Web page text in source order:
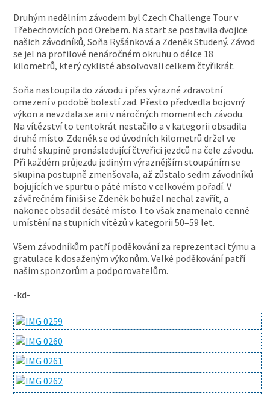
Druhým nedělním závodem byl Czech Challenge Tour v
Třebechovicích pod Orebem. Na start se postavila dvojice
našich závodníků, Soňa Ryšánková a Zdeněk Studený. Závod
se jel na profilově nenáročném okruhu o délce 18
kilometrů, který cyklisté absolvovali celkem čtyřikrát.
Soňa nastoupila do závodu i přes výrazné zdravotní
omezení v podobě bolestí zad. Přesto předvedla bojovný
výkon a nevzdala se ani v náročných momentech závodu.
Na vítězství to tentokrát nestačilo a v kategorii obsadila
druhé místo. Zdeněk se od úvodních kilometrů držel ve
druhé skupině pronásledující čtveřici jezdců na čele závodu.
Při každém průjezdu jediným výraznějším stoupáním se
skupina postupně zmenšovala, až zůstalo sedm závodníků
bojujících ve spurtu o páté místo v celkovém pořadí. V
závěrečném finiši se Zdeněk bohužel nechal zavřít, a
nakonec obsadil desáté místo. I to však znamenalo cenné
umístění na stupních vítězů v kategorii 50–59 let.
Všem závodníkům patří poděkování za reprezentaci týmu a
gratulace k dosaženým výkonům. Velké poděkování patří
našim sponzorům a podporovatelům.
-kd-